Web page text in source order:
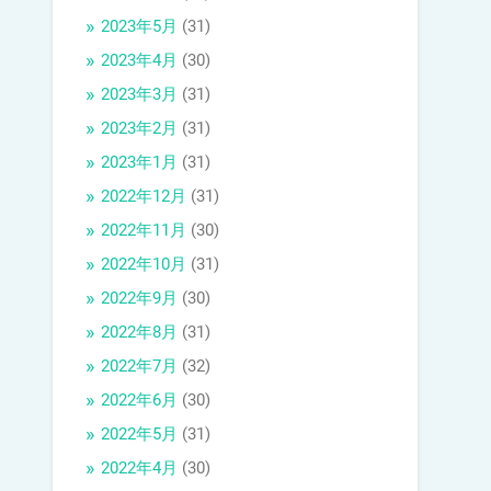
2023年5月 (31)
2023年4月 (30)
2023年3月 (31)
2023年2月 (31)
2023年1月 (31)
2022年12月 (31)
2022年11月 (30)
2022年10月 (31)
2022年9月 (30)
2022年8月 (31)
2022年7月 (32)
2022年6月 (30)
2022年5月 (31)
2022年4月 (30)